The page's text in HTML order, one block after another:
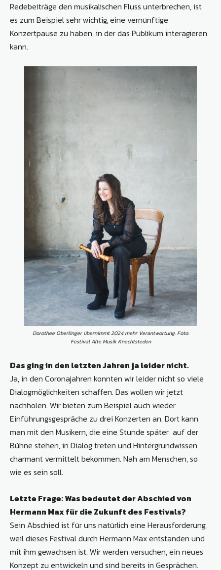
Redebeiträge den musikalischen Fluss unterbrechen, ist
es zum Beispiel sehr wichtig, eine vernünftige
Konzertpause zu haben, in der das Publikum interagieren
kann.
Dorothee Oberlinger übernimmt 2024 mehr Verantwortung. Foto:
Festival Alte Musik Knechtsteden
Das ging in den letzten Jahren ja leider nicht.
Ja, in den Coronajahren konnten wir leider nicht so viele
Dialogmöglichkeiten schaffen. Das wollen wir jetzt
nachholen. Wir bieten zum Beispiel auch wieder
Einführungsgespräche zu drei Konzerten an. Dort kann
man mit den Musikern, die eine Stunde später auf der
Bühne stehen, in Dialog treten und Hintergrundwissen
charmant vermittelt bekommen. Nah am Menschen, so
wie es sein soll.
Letzte Frage: Was bedeutet der Abschied von
Hermann Max für die Zukunft des Festivals?
Sein Abschied ist für uns natürlich eine Herausforderung,
weil dieses Festival durch Hermann Max entstanden und
mit ihm gewachsen ist. Wir werden versuchen, ein neues
Konzept zu entwickeln und sind bereits in Gesprächen.